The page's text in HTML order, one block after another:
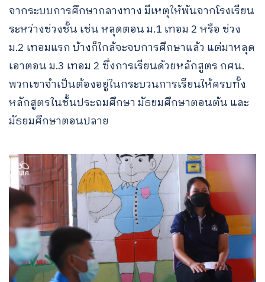
จากระบบการศึกษากลางทาง มีเหตุให้พ้นจากโรงเรียน
ระหว่างช่วงชั้น เช่น หลุดตอน ม.1 เทอม 2 หรือ ช่วง
ม.2 เทอมแรก บ้างก็ใกล้จะจบการศึกษาแล้ว แต่มาหลุด
เอาตอน ม.3 เทอม 2 ซึ่งการเรียนด้วยหลักสูตร กศน.
พวกเขาจำเป็นต้องอยู่ในกระบวนการเรียนให้ครบทั้ง
หลักสูตรในชั้นประถมศึกษา มัธยมศึกษาตอนต้น และ
มัธยมศึกษาตอนปลาย